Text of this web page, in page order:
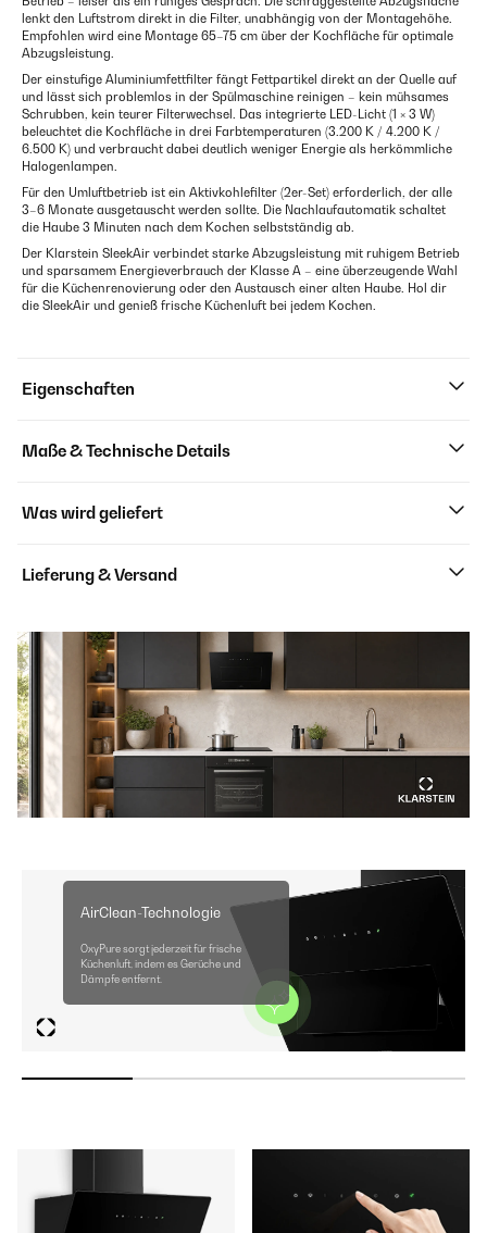
lenkt den Luftstrom direkt in die Filter, unabhängig von der Montagehöhe.
Empfohlen wird eine Montage 65–75 cm über der Kochfläche für optimale
Abzugsleistung.
Der einstufige Aluminiumfettfilter fängt Fettpartikel direkt an der Quelle auf
und lässt sich problemlos in der Spülmaschine reinigen – kein mühsames
Schrubben, kein teurer Filterwechsel. Das integrierte LED-Licht (1 × 3 W)
beleuchtet die Kochfläche in drei Farbtemperaturen (3.200 K / 4.200 K /
6.500 K) und verbraucht dabei deutlich weniger Energie als herkömmliche
Halogenlampen.
Für den Umluftbetrieb ist ein Aktivkohlefilter (2er-Set) erforderlich, der alle
3–6 Monate ausgetauscht werden sollte. Die Nachlaufautomatik schaltet
die Haube 3 Minuten nach dem Kochen selbstständig ab.
Der Klarstein SleekAir verbindet starke Abzugsleistung mit ruhigem Betrieb
und sparsamem Energieverbrauch der Klasse A – eine überzeugende Wahl
für die Küchenrenovierung oder den Austausch einer alten Haube. Hol dir
die SleekAir und genieß frische Küchenluft bei jedem Kochen.
Eigenschaften
Maße & Technische Details
Was wird geliefert
Lieferung & Versand
AirClean-Technologie
OxyPure sorgt jederzeit für frische
Küchenluft, indem es Gerüche und
Dämpfe entfernt.